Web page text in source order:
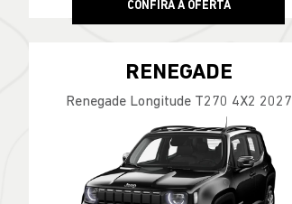
CONFIRA A OFERTA
RENEGADE
Renegade Longitude T270 4X2 2027